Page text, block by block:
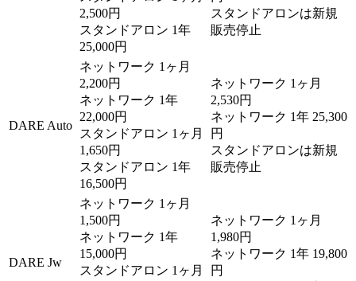
2,500円
スタンドアロン 1年
25,000円
スタンドアロンは新規
販売停止
DARE Auto
ネットワーク 1ヶ月
2,200円
ネットワーク 1年
22,000円
スタンドアロン 1ヶ月
1,650円
スタンドアロン 1年
16,500円
ネットワーク 1ヶ月
2,530円
ネットワーク 1年 25,300
円
スタンドアロンは新規
販売停止
DARE Jw
ネットワーク 1ヶ月
1,500円
ネットワーク 1年
15,000円
スタンドアロン 1ヶ月
ネットワーク 1ヶ月
1,980円
ネットワーク 1年 19,800
円